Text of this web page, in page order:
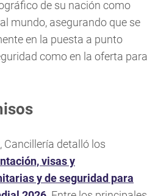
de su nación como
mundo, asegurando que se
en la puesta a punto
como en la oferta para
Cancillería detalló los
visas y
y de seguridad para